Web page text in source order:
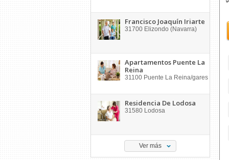
Francisco Joaquín Iriarte
31700 Elizondo (Navarra)
Apartamentos Puente La
Reina
31100 Puente La Reina/gares
Residencia De Lodosa
31580 Lodosa
Ver más